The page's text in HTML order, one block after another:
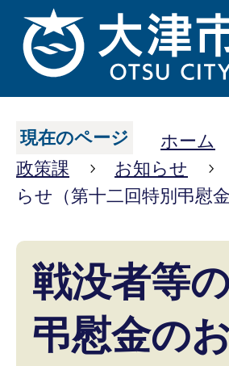
現在のページ ホーム
政策課
お知らせ
らせ（第十二回特別弔慰金
戦没者等
弔慰金の